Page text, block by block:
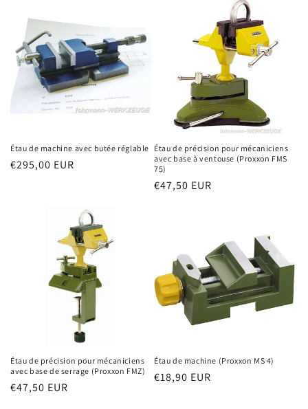
Étau de machine avec butée réglable
Prix
€295,00 EUR
Étau de précision pour mécaniciens
avec base à ventouse (Proxxon FMS
75)
Prix
€47,50 EUR
Étau de précision pour mécaniciens
avec base de serrage (Proxxon FMZ)
Prix
€47,50 EUR
Étau de machine (Proxxon MS 4)
Prix
€18,90 EUR